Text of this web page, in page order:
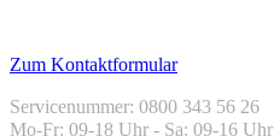
Zum Kontaktformular
Servicenummer: 0800 343 56 26
Mo-Fr: 09-18 Uhr - Sa: 09-16 Uhr